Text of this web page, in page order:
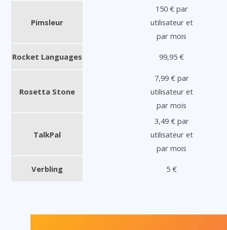
Pimsleur
150 € par
utilisateur et
par mois
Rocket Languages 99,95 €
Rosetta Stone
7,99 € par
utilisateur et
par mois
TalkPal
3,49 € par
utilisateur et
par mois
Verbling 5 €